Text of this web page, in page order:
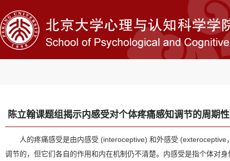
陈立翰课题组揭示内感受对个体疼痛感知调节的周期
人的疼痛感受是由内感受 (interoceptive) 和外感受 (exteroceptive
调节的，但它们各自的作用和内在机制仍不清楚。内感受是指个体对